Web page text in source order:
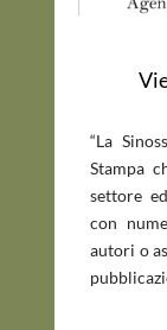
“La
Stampa
settore
con
autori o